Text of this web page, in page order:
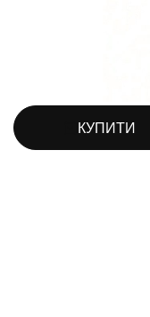
КУПИТИ